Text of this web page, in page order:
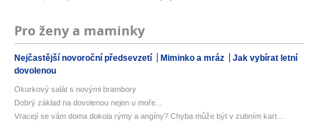
Pro ženy a maminky
Nejčastější novoroční předsevzetí Miminko a mráz
Jak vybírat letní
dovolenou
Okurkový salát s novými brambory
Dobrý základ na dovolenou nejen u moře...
Vracejí se vám doma dokola rýmy a angíny? Chyba může být v zubním kart...